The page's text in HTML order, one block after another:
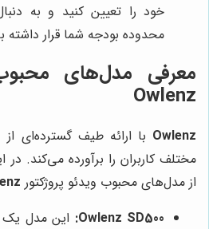
خود را تعیین کنید و به
محدوده بودجه شما قرار داشته
معرفی مدل‌های محبوب
Owlenz
Owlenz با ارائه طیف گسترده‌ای از
مختلف کاربران را برآورده می‌کند.
از مدل‌های محبوب ویدئو پروژکتور
Owlenz SD500: این مدل یک